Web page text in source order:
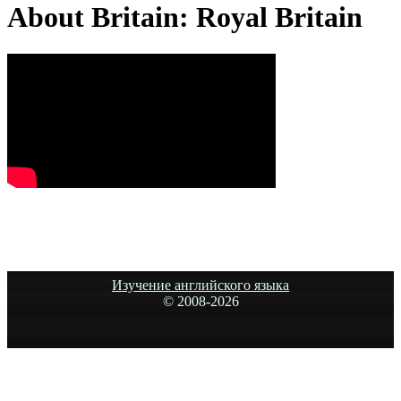
About Britain: Royal Britain
Изучение английского языка
© 2008-2026